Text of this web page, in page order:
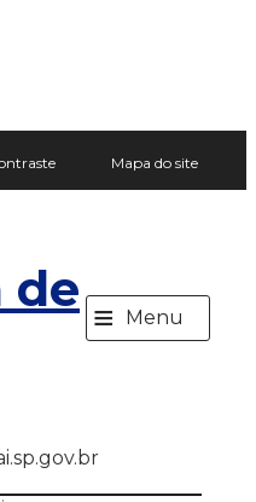
Mapa do site
de ≡ Menu